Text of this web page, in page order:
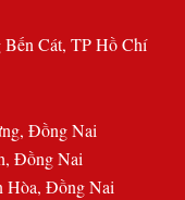
Cát, TP Hồ Chí
Đồng Nai
Đồng Nai
Hòa, Đồng Nai